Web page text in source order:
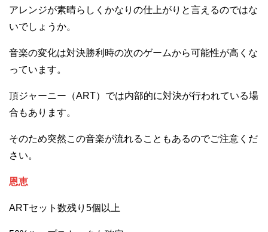
アレンジが素晴らしくかなりの仕上がりと言えるのではな
いでしょうか。
音楽の変化は対決勝利時の次のゲームから可能性が高くな
っています。
頂ジャーニー（ART）では内部的に対決が行われている場
合もあります。
そのため突然この音楽が流れることもあるのでご注意くだ
さい。
恩恵
ARTセット数残り5個以上